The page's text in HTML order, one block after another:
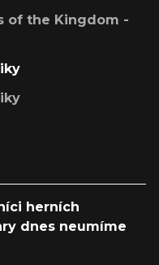
of the Kingdom -
herních
dnes neumíme